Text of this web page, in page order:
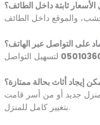
ثابتة داخل الطائف؟
على التواصل عبر الهاتف؟
إيجاد أثاث بحالة ممتازة؟
جديد أو من أسر قامت
بتغيير كامل للمنزل.